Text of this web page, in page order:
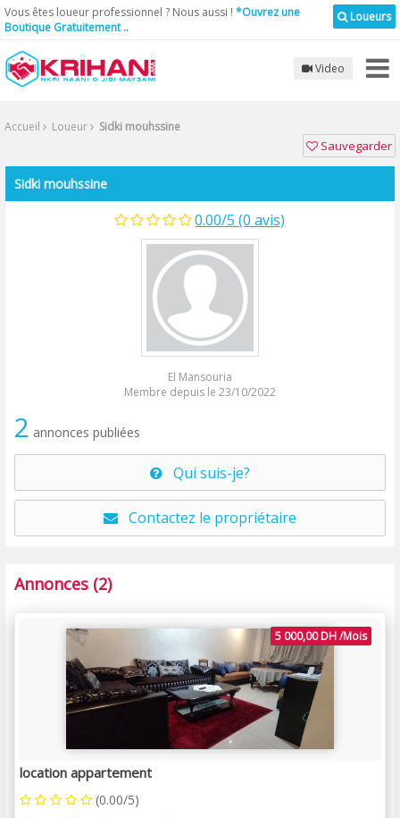
Loueurs
Vous êtes loueur professionnel ? Nous aussi ! *Ouvrez une
Boutique Gratuitement ..
Video
Accueil Loueur Sidki mouhssine
Sauvegarder
Sidki mouhssine
0.00/5 (0 avis)
El Mansouria
Membre depuis le 23/10/2022
2 annonces publiées
Qui suis-je?
Contactez le propriétaire
Annonces (2)
5 000,00 DH /Mois
location appartement
(0.00/5)